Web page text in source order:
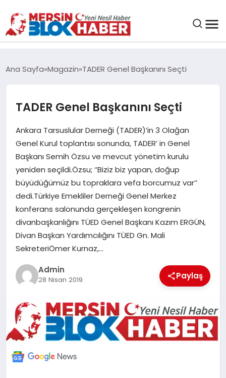
SAĞLIK
EĞITIM
EKONOMI
SANAT
POLITIKA
YAŞAM
ILETİŞİM
KÜNYE
Ana Sayfa Magazin TADER Genel Başkanını Seçti
TADER Genel Başkanını Seçti
Ankara Tarsuslular Derneği (TADER)’in 3 Olağan
Genel Kurul toplantısı sonunda, TADER’ in Genel
Başkanı Semih Özsu ve mevcut yönetim kurulu
yeniden seçildi.Özsu; ‘’Biziz biz yapan, doğup
büyüdüğümüz bu topraklara vefa borcumuz var’’
dedi.Türkiye Emekliler Derneği Genel Merkez
konferans salonunda gerçekleşen kongrenin
divanbaşkanlığını TÜED Genel Başkanı Kazım ERGÜN,
Divan Başkan Yardımcılığını TÜED Gn. Mali
SekreteriÖmer Kurnaz,…
Admin
28 Nisan 2019 Paylaş